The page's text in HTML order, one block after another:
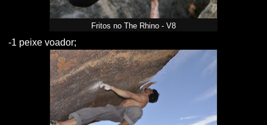
Fritos no The Rhino - V8
-1 peixe voador;